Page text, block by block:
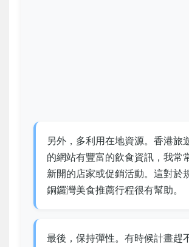
另外，多利用在地資源。香港旅
的網站有豐富的飲食資訊，我常
新開的店家或促銷活動。這對於
銅鑼灣美食推薦行程很有幫助。
最後，保持彈性。有時候計畫趕